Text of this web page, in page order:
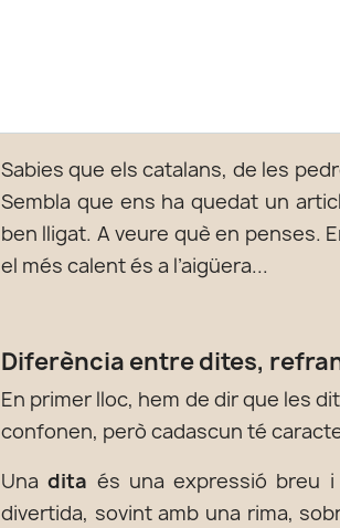
Sabies que els catalans, de les
Sembla que ens ha quedat un
ben lligat. A veure què en penses.
el més calent és a l’aigüera...
Diferència entre dites,
En primer lloc, hem de dir que les
confonen, però cadascun té
Unadita és una expressió breu
divertida, sovint amb una rima,